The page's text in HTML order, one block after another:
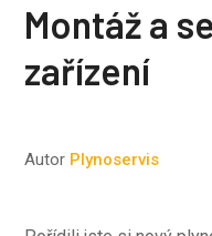
Montáž a
zařízení
Autor Plynoservis